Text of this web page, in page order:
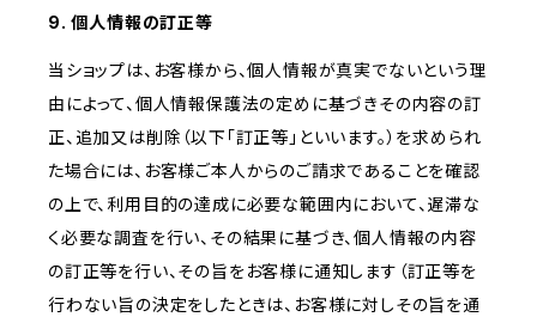
9. 個人情報の訂正等
当ショップは、お客様から、個人情報が真実でないという理
由によって、個人情報保護法の定めに基づきその内容の訂
正、追加又は削除（以下「訂正等」といいます。）を求められ
た場合には、お客様ご本人からのご請求であることを確認
の上で、利用目的の達成に必要な範囲内において、遅滞な
く必要な調査を行い、その結果に基づき、個人情報の内容
の訂正等を行い、その旨をお客様に通知します（訂正等を
行わない旨の決定をしたときは、お客様に対しその旨を通